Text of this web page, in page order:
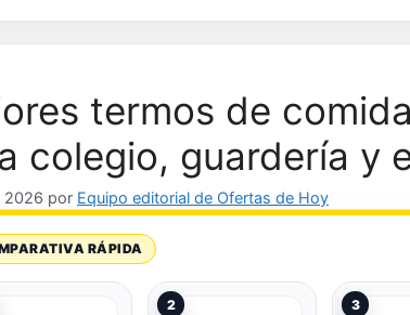
termos de
colegio, guardería y
2026 por Equipo editorial de Ofertas de Hoy
RÁPIDA
2 3